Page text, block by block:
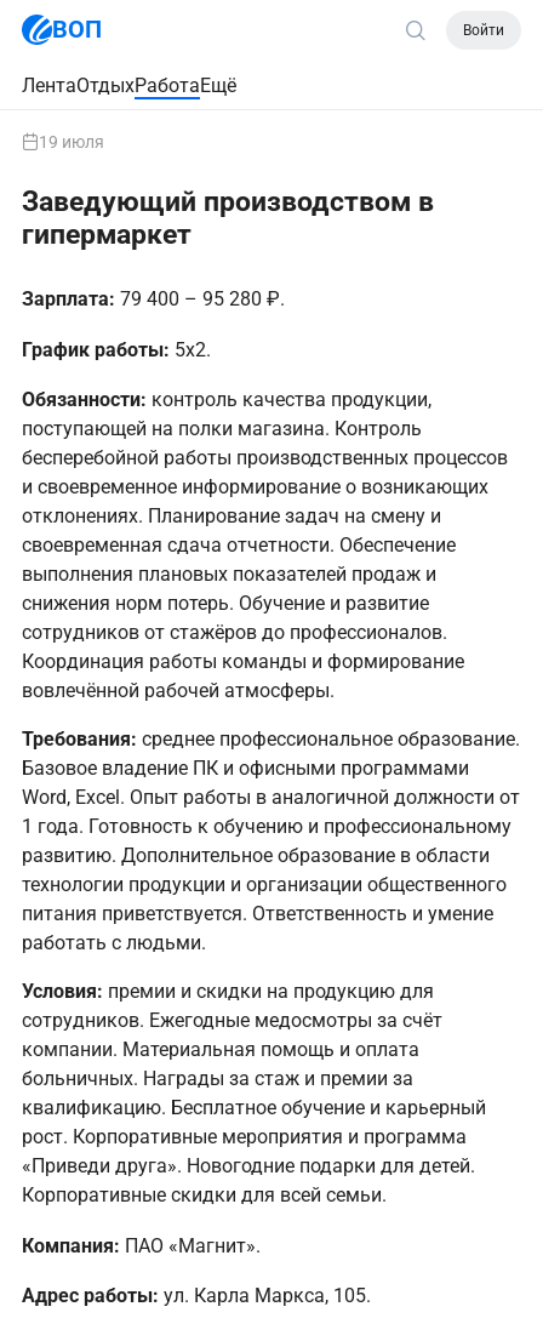
ВОП Войти
ЛентаОтдыхРаботаЕщё
19 июля
Заведующий производством в
гипермаркет
Зарплата: 79 400 – 95 280 ₽.
График работы: 5х2.
Обязанности: контроль качества продукции,
поступающей на полки магазина. Контроль
бесперебойной работы производственных процессов
и своевременное информирование о возникающих
отклонениях. Планирование задач на смену и
своевременная сдача отчетности. Обеспечение
выполнения плановых показателей продаж и
снижения норм потерь. Обучение и развитие
сотрудников от стажёров до профессионалов.
Координация работы команды и формирование
вовлечённой рабочей атмосферы.
Требования: среднее профессиональное образование.
Базовое владение ПК и офисными программами
Word, Excel. Опыт работы в аналогичной должности от
1 года. Готовность к обучению и профессиональному
развитию. Дополнительное образование в области
технологии продукции и организации общественного
питания приветствуется. Ответственность и умение
работать с людьми.
Условия: премии и скидки на продукцию для
сотрудников. Ежегодные медосмотры за счёт
компании. Материальная помощь и оплата
больничных. Награды за стаж и премии за
квалификацию. Бесплатное обучение и карьерный
рост. Корпоративные мероприятия и программа
«Приведи друга». Новогодние подарки для детей.
Корпоративные скидки для всей семьи.
Компания: ПАО «Магнит».
Адрес работы: ул. Карла Маркса, 105.